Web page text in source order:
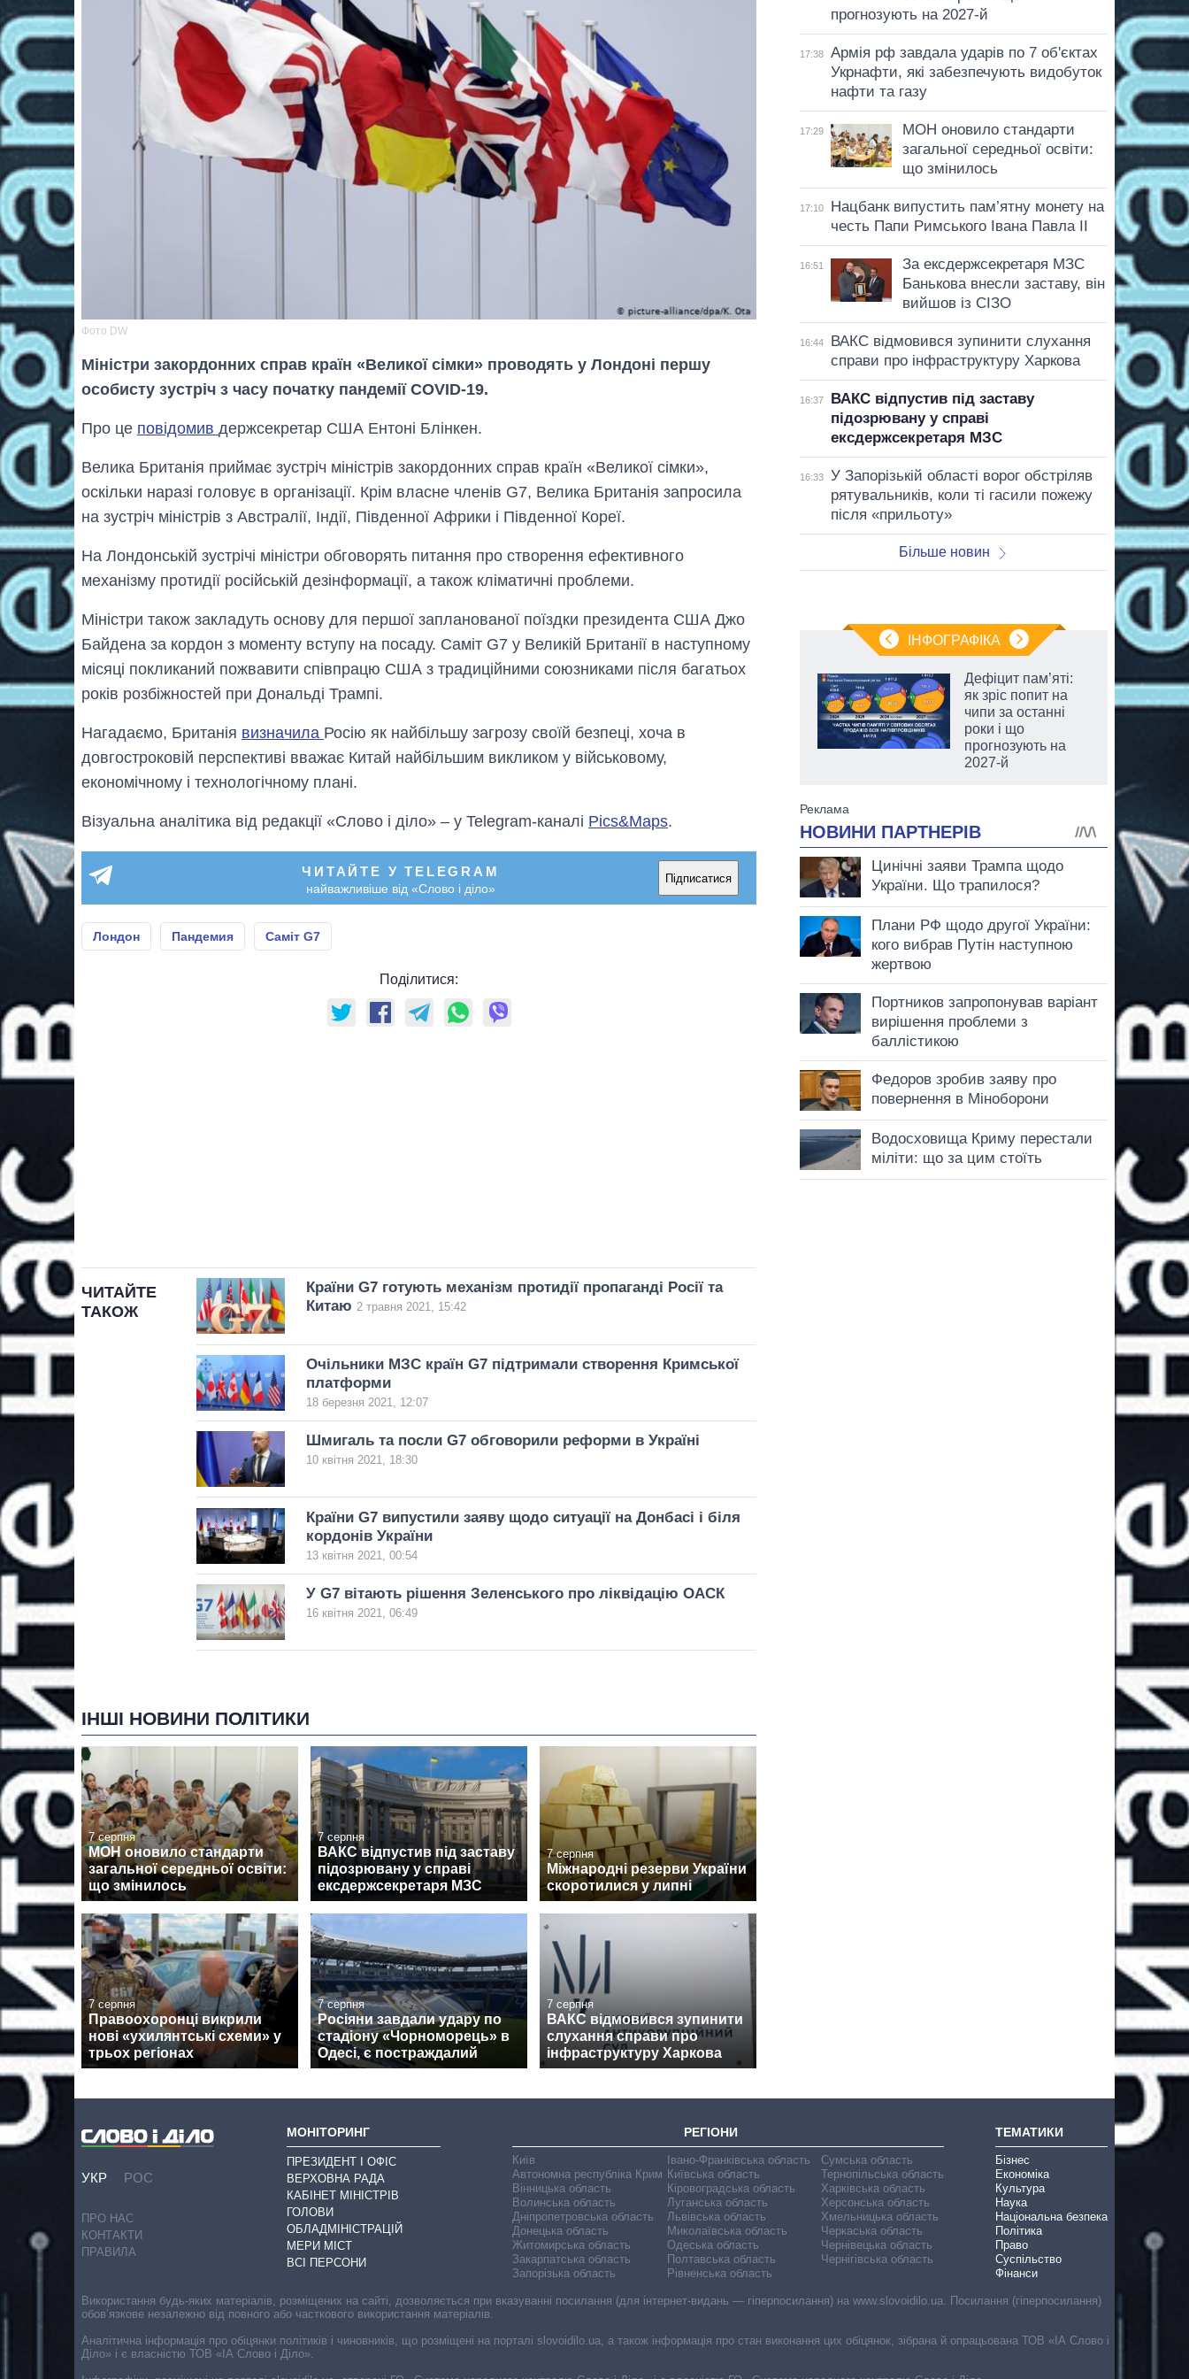
Фото DW
Міністри закордонних справ країн «Великої сімки» проводять у Лондоні першу
особисту зустріч з часу початку пандемії COVID-19.
Про це повідомив держсекретар США Ентоні Блінкен.
Велика Британія приймає зустріч міністрів закордонних справ країн «Великої сімки»,
оскільки наразі головує в організації. Крім власне членів G7, Велика Британія запросила
на зустріч міністрів з Австралії, Індії, Південної Африки і Південної Кореї.
На Лондонській зустрічі міністри обговорять питання про створення ефективного
механізму протидії російській дезінформації, а також кліматичні проблеми.
Міністри також закладуть основу для першої запланованої поїздки президента США Джо
Байдена за кордон з моменту вступу на посаду. Саміт G7 у Великій Британії в наступному
місяці покликаний пожвавити співпрацю США з традиційними союзниками після багатьох
років розбіжностей при Дональді Трампі.
Нагадаємо, Британія визначила Росію як найбільшу загрозу своїй безпеці, хоча в
довгостроковій перспективі вважає Китай найбільшим викликом у військовому,
економічному і технологічному плані.
Візуальна аналітика від редакції «Слово і діло» – у Telegram-каналі Pics&Maps.
ЧИТАЙТЕ У TELEGRAM
найважливіше від «Слово і діло»
Підписатися
Лондон Пандемия Саміт G7
Поділитися:
ЧИТАЙТЕ
ТАКОЖ
Країни G7 готують механізм протидії пропаганді Росії та
Китаю 2 травня 2021, 15:42
Очільники МЗС країн G7 підтримали створення Кримської
платформи
18 березня 2021, 12:07
Шмигаль та посли G7 обговорили реформи в Україні
10 квітня 2021, 18:30
Країни G7 випустили заяву щодо ситуації на Донбасі і біля
кордонів України
13 квітня 2021, 00:54
У G7 вітають рішення Зеленського про ліквідацію ОАСК
16 квітня 2021, 06:49
ІНШІ НОВИНИ ПОЛІТИКИ
7 серпня
МОН оновило стандарти
загальної середньої освіти:
що змінилось
7 серпня
ВАКС відпустив під заставу
підозрювану у справі
ексдержсекретаря МЗС
7 серпня
Міжнародні резерви України
скоротилися у липні
7 серпня
Правоохоронці викрили
нові «ухилянтські схеми» у
трьох регіонах
7 серпня
Росіяни завдали удару по
стадіону «Чорноморець» в
Одесі, є постраждалий
7 серпня
ВАКС відмовився зупинити
слухання справи про
інфраструктуру Харкова
прогнозують на 2027-й
17:38
Армія рф завдала ударів по 7 об'єктах
Укрнафти, які забезпечують видобуток
нафти та газу
17:29
МОН оновило стандарти
загальної середньої освіти:
що змінилось
17:10
Нацбанк випустить пам’ятну монету на
честь Папи Римського Івана Павла II
16:51
За ексдержсекретаря МЗС
Банькова внесли заставу, він
вийшов із СІЗО
16:44
ВАКС відмовився зупинити слухання
справи про інфраструктуру Харкова
16:37
ВАКС відпустив під заставу
підозрювану у справі
ексдержсекретаря МЗС
16:33
У Запорізькій області ворог обстріляв
рятувальників, коли ті гасили пожежу
після «прильоту»
Більше новин
ІНФОГРАФІКА
Від 1 місяця – до 5
посаду керівника
Дефіцит пам’яті:
як зріс попит на
чипи за останні
роки і що
прогнозують на
2027-й
УКР РОС
ПРО НАС
КОНТАКТИ
ПРАВИЛА
МОНІТОРИНГ
ПРЕЗИДЕНТ І ОФІС
ВЕРХОВНА РАДА
КАБІНЕТ МІНІСТРІВ
ГОЛОВИ
ОБЛАДМІНІСТРАЦІЙ
МЕРИ МІСТ
ВСІ ПЕРСОНИ
РЕГІОНИ
Київ
Автономна республіка Крим
Вінницька область
Волинська область
Дніпропетровська область
Донецька область
Житомирська область
Закарпатська область
Запорізька область
Івано-Франківська область
Київська область
Кіровоградська область
Луганська область
Львівська область
Миколаївська область
Одеська область
Полтавська область
Рівненська область
Сумська область
Тернопільська область
Харківська область
Херсонська область
Хмельницька область
Черкаська область
Чернівецька область
Чернігівська область
ТЕМАТИКИ
Бізнес
Економіка
Культура
Наука
Національна безпека
Політика
Право
Суспільство
Фінанси
Використання будь-яких матеріалів, розміщених на сайті, дозволяється при вказуванні посилання (для інтернет-видань — гіперпосилання) на www.slovoidilo.ua. Посилання (гіперпосилання)
обов’язкове незалежно від повного або часткового використання матеріалів.
Аналітична інформація про обіцянки політиків і чиновників, що розміщені на порталі slovoidilo.ua, а також інформація про стан виконання цих обіцянок, зібрана й опрацьована ТОВ «ІА Слово і
Діло» і є власністю ТОВ «ІА Слово і Діло».